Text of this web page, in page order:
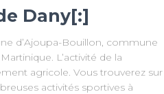
Dany[:]
d’Ajoupa-Bouillon, commune
L’activité de la
agricole. Vous trouverez sur
activités sportives à